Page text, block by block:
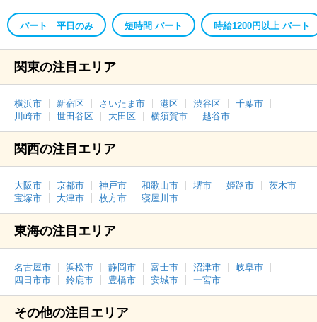
パート 平日のみ 短時間 パート 時給1200円以上 パート
関東の注目エリア
横浜市 新宿区 さいたま市 港区 渋谷区
千葉市
川崎市
世田谷区 大田区 横須賀市 越谷市
関西の注目エリア
大阪市 京都市 神戸市 和歌山市 堺市 姫路市
茨木市
宝塚市
大津市 枚方市 寝屋川市
東海の注目エリア
名古屋市 浜松市 静岡市 富士市 沼津市
岐阜市
四日市市
鈴鹿市 豊橋市 安城市 一宮市
その他の注目エリア